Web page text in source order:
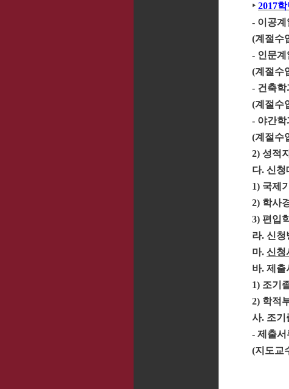
‣ 2017
- 이공계
(계절수
- 인문계
(계절수
- 건축학
(계절수
- 야간학
(계절수
2) 성적
다. 신청
1) 국제
2) 학사
3) 편입
라. 신청
마. 신청
바. 제출
1) 조기
2) 학적
사. 조기
- 제출서
(지도교